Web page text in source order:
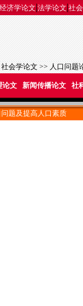
经济学论文|法学论文|社
社会学论文>>人口问题
论文 新闻传播论文 社
题及提高人口素质